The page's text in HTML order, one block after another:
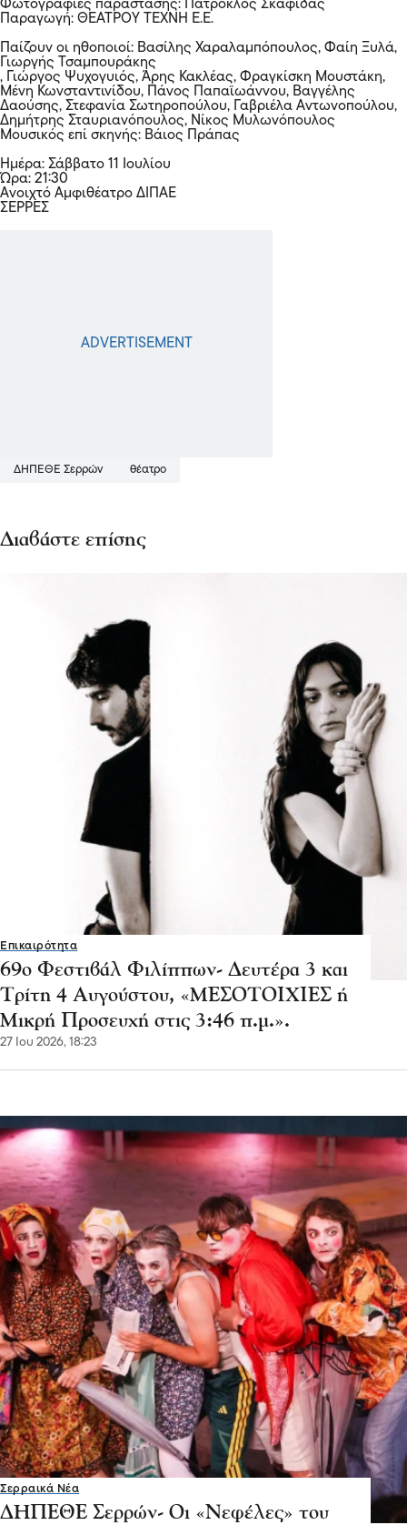
Φωτογραφίες παράστασης: Πάτροκλος Σκαφίδας
Παραγωγή: ΘΕΑΤΡΟΥ ΤΕΧΝΗ Ε.Ε.
Παίζουν οι ηθοποιοί: Βασίλης Χαραλαμπόπουλος, Φαίη Ξυλά,
Γιωργής Τσαμπουράκης
, Γιώργος Ψυχογυιός, Άρης Κακλέας, Φραγκίσκη Μουστάκη,
Μένη Κωνσταντινίδου, Πάνος Παπαϊωάννου, Βαγγέλης
Δαούσης, Στεφανία Σωτηροπούλου, Γαβριέλα Αντωνοπούλου,
Δημήτρης Σταυριανόπουλος, Νίκος Μυλωνόπουλος
Μουσικός επί σκηνής: Βάιος Πράπας
Ημέρα: Σάββατο 11 Ιουλίου
Ώρα: 21:30
Ανοιχτό Αμφιθέατρο ΔΙΠΑΕ
ΣΕΡΡΕΣ
ΔΗΠΕΘΕ Σερρών θέατρο
Διαβάστε επίσης
Επικαιρότητα
69ο Φεστιβάλ Φιλίππων- Δευτέρα 3 και
Τρίτη 4 Αυγούστου, «ΜΕΣΟΤΟΙΧΙΕΣ ή
Μικρή Προσευχή στις 3:46 π.μ.».
27 Ιου 2026, 18:23
Σερραικά Νέα
ΔΗΠΕΘΕ Σερρών- Οι «Νεφέλες» του